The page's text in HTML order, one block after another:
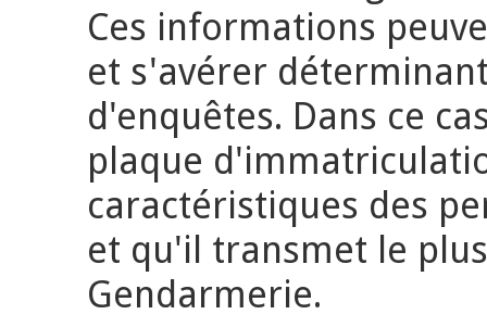
Ces informations
et s'avérer
d'enquêtes. Dans ce
plaque
caractéristiques des
et qu'il transmet le
Gendarmerie.